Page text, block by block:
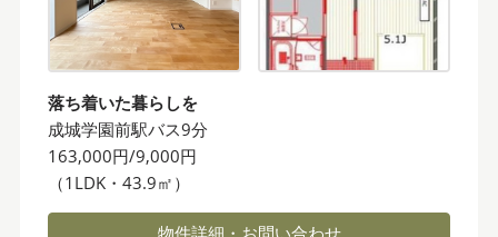
落ち着いた暮らしを
成城学園前駅バス9分
163,000円/9,000円
（1LDK・43.9㎡）
物件詳細・お問い合わせ